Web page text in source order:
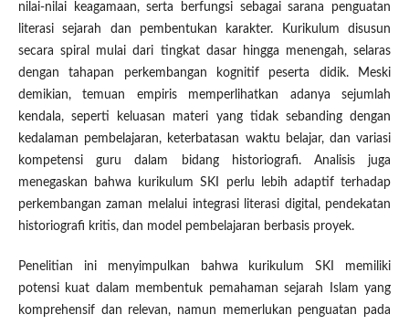
nilai-nilai keagamaan, serta berfungsi sebagai sarana penguatan
literasi sejarah dan pembentukan karakter. Kurikulum disusun
secara spiral mulai dari tingkat dasar hingga menengah, selaras
dengan tahapan perkembangan kognitif peserta didik. Meski
demikian, temuan empiris memperlihatkan adanya sejumlah
kendala, seperti keluasan materi yang tidak sebanding dengan
kedalaman pembelajaran, keterbatasan waktu belajar, dan variasi
kompetensi guru dalam bidang historiografi. Analisis juga
menegaskan bahwa kurikulum SKI perlu lebih adaptif terhadap
perkembangan zaman melalui integrasi literasi digital, pendekatan
historiografi kritis, dan model pembelajaran berbasis proyek.
Penelitian ini menyimpulkan bahwa kurikulum SKI memiliki
potensi kuat dalam membentuk pemahaman sejarah Islam yang
komprehensif dan relevan, namun memerlukan penguatan pada